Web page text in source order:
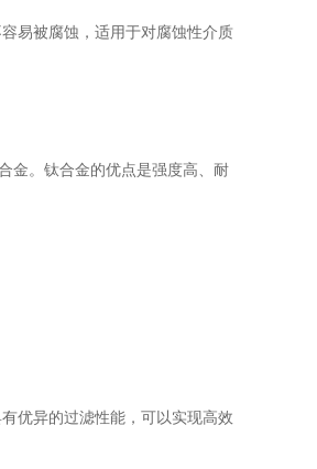
易被腐蚀，适用于对腐蚀性介质
金。钛合金的优点是强度高、耐
优异的过滤性能，可以实现高效